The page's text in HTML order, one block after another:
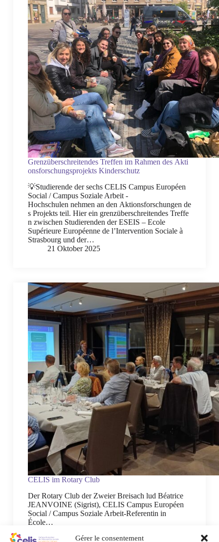
Gérer le consentement
Grenzüberschreitendes Treffen im Rahmen des Akti
onsforschungsprojekts Kinderschutz
💡Studierende der sechs CELIS Campus Européen
Social / Campus Soziale Arbeit -
Hochschulen nehmen an den Aktionsforschungen de
s Projekts teil. Hier ein grenzüberschreitendes Treffe
n zwischen Studierenden der ESEIS – Ecole
Supérieure Européenne de l’Intervention Sociale à
Strasbourg und der…
21 Oktober 2025
CELIS im Rotary Club
Der Rotary Club der Zweier Breisach lud Béatrice
JEANVOINE (Sigrist), CELIS Campus Européen
Social / Campus Soziale Arbeit-Referentin in
École…